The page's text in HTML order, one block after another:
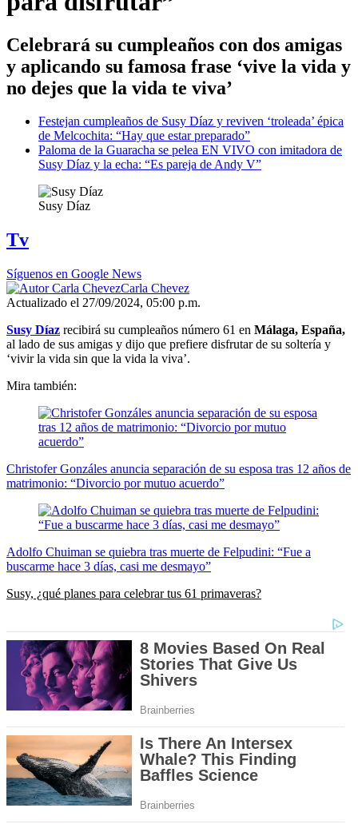
Celebrará su cumpleaños con dos amigas
y aplicando su famosa frase ‘vive la vida y
no dejes que la vida te viva’
Festejan cumpleaños de Susy Díaz y reviven ‘troleada’ épica
de Melcochita: “Hay que estar preparado”
Paloma de la Guaracha se pelea EN VIVO con imitadora de
Susy Díaz y la echa: “Es pareja de Andy V”
Susy Díaz
Tv
Síguenos en Google News
Carla Chevez
Actualizado el 27/09/2024, 05:00 p.m.
Susy Díaz recibirá su cumpleaños número 61 en Málaga, España,
al lado de sus amigas y dijo que prefiere disfrutar de su soltería y
‘vivir la vida sin que la vida la viva’.
Mira también:
Christofer Gonzáles anuncia separación de su esposa tras 12 años de
matrimonio: “Divorcio por mutuo acuerdo”
Adolfo Chuiman se quiebra tras muerte de Felpudini: “Fue a
buscarme hace 3 días, casi me desmayo”
Susy, ¿qué planes para celebrar tus 61 primaveras?